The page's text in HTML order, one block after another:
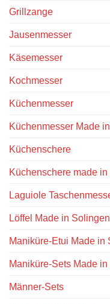
Grillzange
Jausenmesser
Käsemesser
Kochmesser
Küchenmesser
Küchenmesser Made
Küchenschere
Küchenschere made
Laguiole
Löffel Made in Solingen
Maniküre-Etui Made in
Maniküre-Sets Made
Männer-Sets